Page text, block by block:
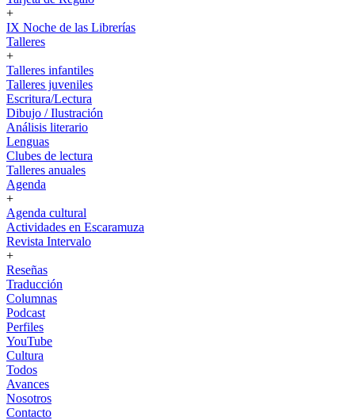
+
IX Noche de las Librerías
Talleres
+
Talleres infantiles
Talleres juveniles
Escritura/Lectura
Dibujo / Ilustración
Análisis literario
Lenguas
Clubes de lectura
Talleres anuales
Agenda
+
Agenda cultural
Actividades en Escaramuza
Revista Intervalo
+
Reseñas
Traducción
Columnas
Podcast
Perfiles
YouTube
Cultura
Todos
Avances
Nosotros
Contacto